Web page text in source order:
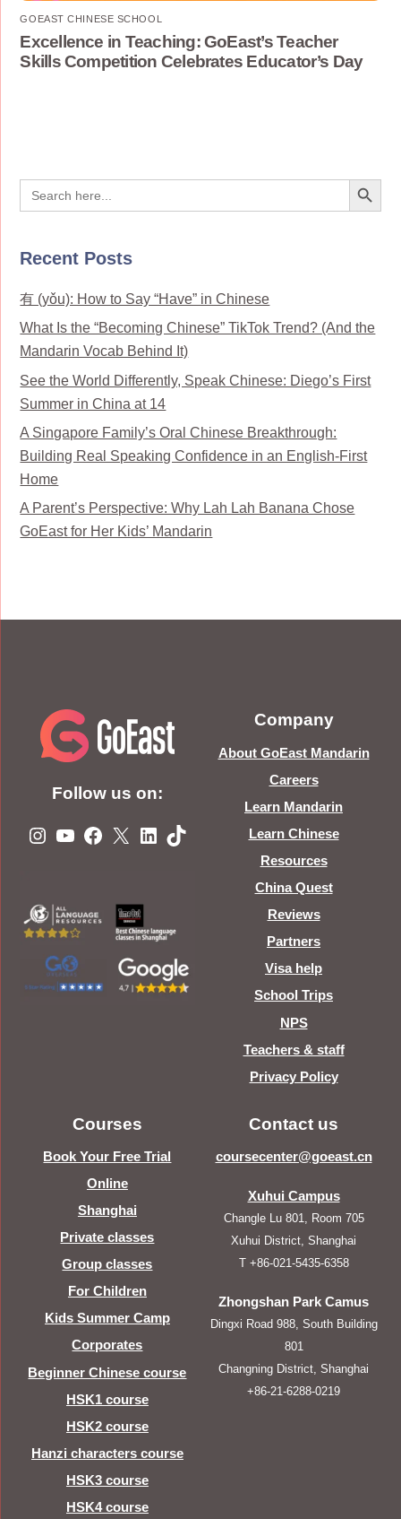
GOEAST CHINESE SCHOOL
Excellence in Teaching: GoEast’s Teacher
Skills Competition Celebrates Educator’s Day
Search
for:
Search Button
Recent Posts
有 (yǒu): How to Say “Have” in Chinese
What Is the “Becoming Chinese” TikTok Trend? (And the
Mandarin Vocab Behind It)
See the World Differently, Speak Chinese: Diego’s First
Summer in China at 14
A Singapore Family’s Oral Chinese Breakthrough:
Building Real Speaking Confidence in an English-First
Home
A Parent’s Perspective: Why Lah Lah Banana Chose
GoEast for Her Kids’ Mandarin
Follow us on:
Instagram
YouTube
Facebook
X LinkedIn
TikTok
Company
About GoEast Mandarin
Careers
Learn Mandarin
Learn Chinese
Resources
China Quest
Reviews
Partners
Visa help
School Trips
NPS
Teachers & staff
Privacy Policy
Courses
Book Your Free Trial
Online
Shanghai
Private classes
Group classes
For Children
Kids Summer Camp
Corporates
Beginner Chinese course
HSK1 course
HSK2 course
Hanzi characters course
HSK3 course
HSK4 course
Contact us
coursecenter@goeast.cn
Xuhui Campus
Changle Lu 801, Room 705
Xuhui District, Shanghai
T +86-021-5435-6358
Zhongshan Park Camus
Dingxi Road 988, South Building
801
Changning District, Shanghai
+86-21-6288-0219